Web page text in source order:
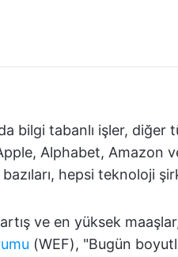
bilgi tabanlı işler,
Alphabet, Amazon
hepsi teknoloji
artış ve en yüksek
(WEF), "Bugün